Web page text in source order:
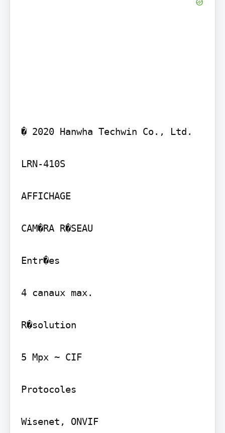
� 2020 Hanwha Techwin Co., Ltd.
LRN-410S
AFFICHAGE
CAM�RA R�SEAU
Entr�es
4 canaux max.
R�solution
5 Mpx ~ CIF
Protocoles
Wisenet, ONVIF